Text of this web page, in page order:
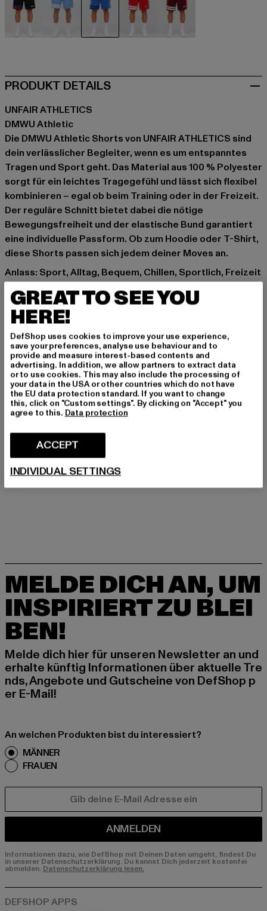
PRODUKT DETAILS
UNFAIR ATHLETICS
DMWU Athletic
Die DMWU Athletic Shorts von UNFAIR ATHLETICS sind
dein verlässlicher Begleiter, wenn es um entspanntes
Tragen und Sport geht. Das Material aus 100 % Polyester
sorgt für ein leichtes Tragegefühl und lässt sich flexibel
kombinieren – egal ob beim Training oder in der Freizeit.
Der reguläre Schnitt bietet dabei die nötige
Bewegungsfreiheit und der elastische Bund garantiert
eine individuelle Passform. Ob zum Hoodie oder T-Shirt,
diese Shorts passen sich jedem deiner Moves an.
Anlass: Sport, Alltag, Bequem, Chillen, Sportlich, Freizeit
Schnitt: Normal
Marke: UNFAIR ATHLETICS
Kat.: Bekleidung
Farbe: blau
Hersteller Farbe: skyblue/royal
Materialzusammensetzung: 100% Polyester
Art.Nr: UNFR26-133-23725
GRÖSSE & PASSFORM
PFLEGEHINWEISE
MELDE DICH AN, UM
INSPIRIERT ZU BLEI
BEN!
Melde dich hier für unseren Newsletter an und
erhalte künftig Informationen über aktuelle Tre
nds, Angebote und Gutscheine von DefShop p
er E-Mail!
An welchen Produkten bist du interessiert?
MÄNNER
FRAUEN
ANMELDEN
Informationen dazu, wie DefShop mit Deinen Daten umgeht, findest Du
in unserer Datenschutzerklärung. Du kannst Dich jederzeit kostenfei
abmelden. Datenschutzerklärung lesen.
GREAT TO SEE YOU
HERE!
DefShop uses cookies to improve your use experience,
save your preferences, analyse use behaviour and to
provide and measure interest-based contents and
advertising. In addition, we allow partners to extract data
or to use cookies. This may also include the processing of
your data in the USA or other countries which do not have
the EU data protection standard. If you want to change
this, click on "Custom settings". By clicking on "Accept" you
agree to this. Data protection
ACCEPT
INDIVIDUAL SETTINGS